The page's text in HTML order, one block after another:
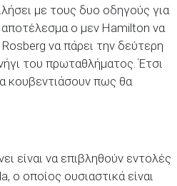
με τους δυο οδηγούς για
ο μεν Hamilton να
να πάρει την δεύτερη
του πρωταθλήματος. Έτσι
κουβεντιάσουν πως θα
είναι να επιβληθούν εντολές
ο οποίος ουσιαστικά είναι